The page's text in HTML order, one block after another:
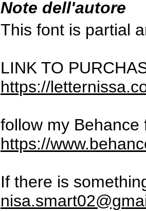
Note dell'autore
This font is partial
LINK TO
https://
follow my
https://
If there is